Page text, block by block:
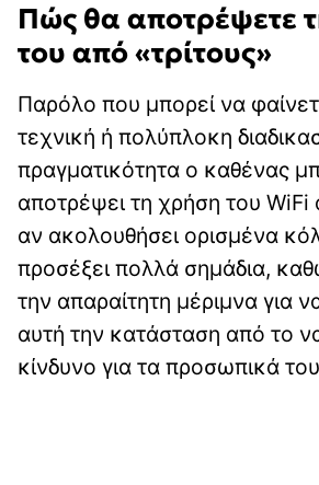
Πώς θα αποτρέψετε
του από «τρίτους»
Παρόλο που μπορεί να
τεχνική ή πολύπλοκη
πραγματικότητα ο καθένας
αποτρέψει τη χρήση του WiFi
αν ακολουθήσει ορισμένα
προσέξει πολλά σημάδια,
την απαραίτητη μέριμνα για
αυτή την κατάσταση από το
κίνδυνο για τα προσωπικά